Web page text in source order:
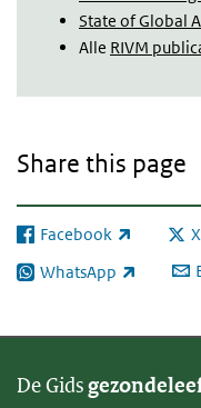
State of Global
Alle RIVM
Share this page
Facebook
(link is external) X
WhatsApp
(link is external)
De Gids